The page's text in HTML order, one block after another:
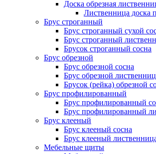
Доска обрезная
Лиственница доска
Брус строганный
Брус строганный сухой
Брус строганный
Брусок строганный сосна
Брус обрезной
Брус обрезной сосна
Брус обрезной
Брусок (рейка) обрезной
Брус профилированный
Брус профилированный
Брус профилированный
Брус клееный
Брус клееный сосна
Брус клееный
Мебельные щиты